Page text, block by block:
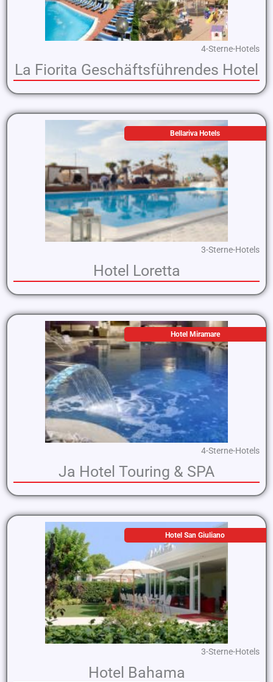
4-Sterne-Hotels
La Fiorita Geschäftsführendes Hotel
Bellariva Hotels
3-Sterne-Hotels
Hotel Loretta
Hotel Miramare
4-Sterne-Hotels
Ja Hotel Touring & SPA
Hotel San Giuliano
3-Sterne-Hotels
Hotel Bahama